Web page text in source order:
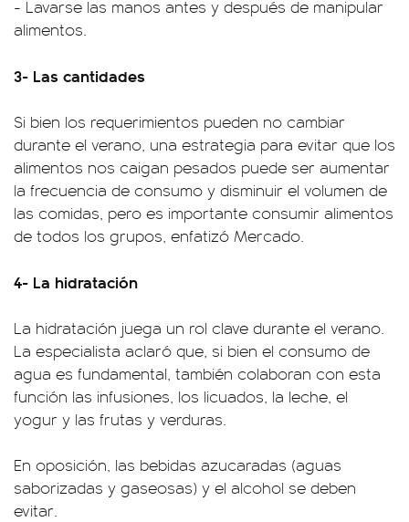
- Lavarse las manos antes y después de manipular
alimentos.
3- Las cantidades
Si bien los requerimientos pueden no cambiar
durante el verano, una estrategia para evitar que los
alimentos nos caigan pesados puede ser aumentar
la frecuencia de consumo y disminuir el volumen de
las comidas, pero es importante consumir alimentos
de todos los grupos, enfatizó Mercado.
4- La hidratación
La hidratación juega un rol clave durante el verano.
La especialista aclaró que, si bien el consumo de
agua es fundamental, también colaboran con esta
función las infusiones, los licuados, la leche, el
yogur y las frutas y verduras.
En oposición, las bebidas azucaradas (aguas
saborizadas y gaseosas) y el alcohol se deben
evitar.